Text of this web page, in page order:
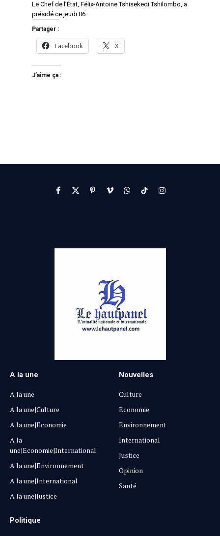
Le Chef de l’État, Félix-Antoine Tshisekedi Tshilombo, a
présidé ce jeudi 06…
Partager :
Facebook X
J’aime ça :
Facebook
X
PinterestVimeoWhatsApp
TikTokInstagram
A la une
A la une
A la une|Culture
A la une|Economie
A la
une|Economie|International
A la une|Environnement
A la une|International
A la une|Justice
Nouvelles
Culture
Economie
Environnement
International
Justice
Opinion
Santé
Politique